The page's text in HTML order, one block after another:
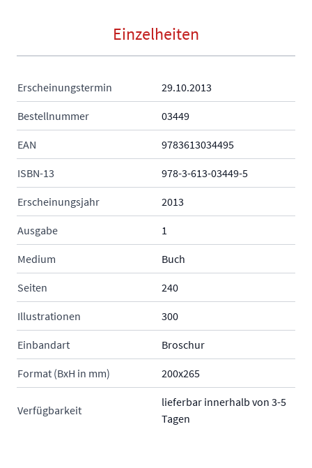
Einzelheiten
Erscheinungstermin 29.10.2013
Bestellnummer 03449
EAN 9783613034495
ISBN-13 978-3-613-03449-5
Erscheinungsjahr 2013
Ausgabe 1
Medium Buch
Seiten 240
Illustrationen 300
Einbandart Broschur
Format (BxH in mm) 200x265
Verfügbarkeit
lieferbar innerhalb von 3-5
Tagen